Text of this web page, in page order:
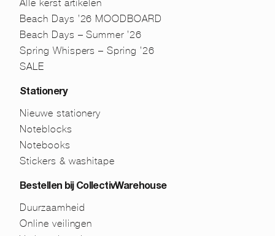
Alle kerst artikelen
Beach Days ’26 MOODBOARD
Beach Days – Summer ’26
Spring Whispers – Spring ’26
SALE
Stationery
Nieuwe stationery
Noteblocks
Notebooks
Stickers & washitape
Bestellen bij CollectivWarehouse
Duurzaamheid
Online veilingen